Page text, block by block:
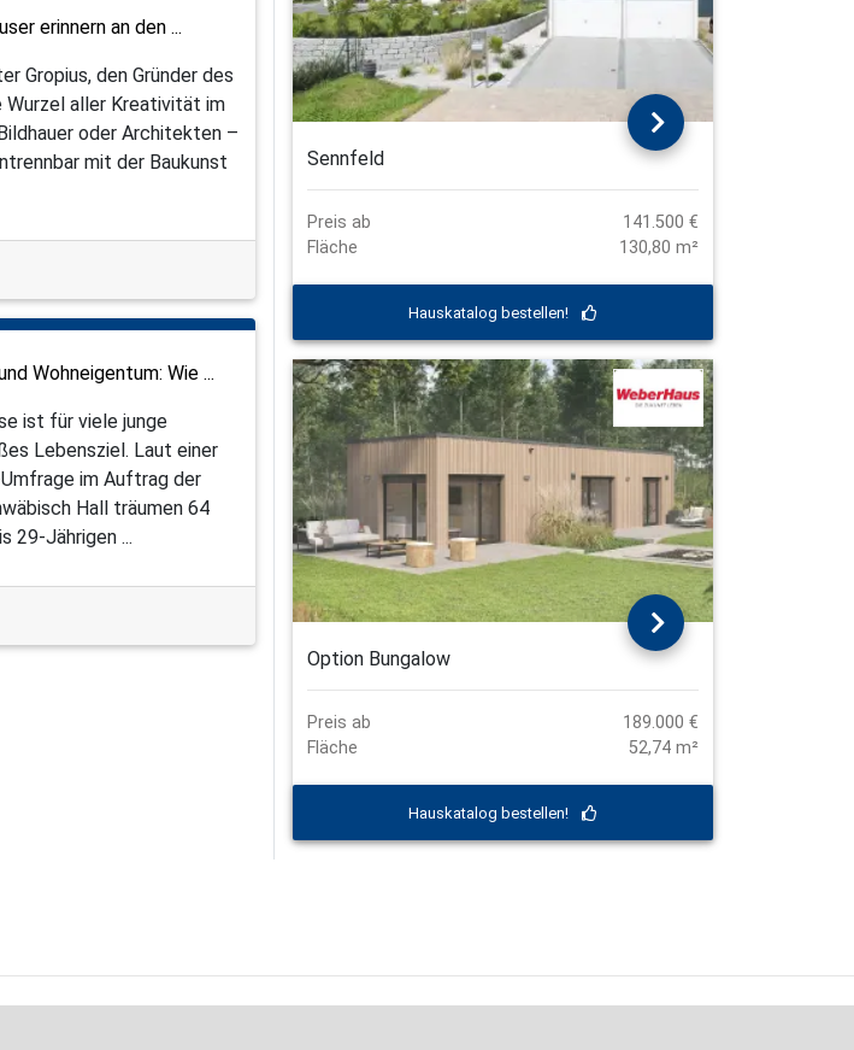
erinnern an den ...
Gropius, den Gründer des
Wurzel aller Kreativität im
oder Architekten –
mit der Baukunst
Wohneigentum: Wie ...
ist für viele junge
Lebensziel. Laut einer
im Auftrag der
Hall träumen 64
29-Jährigen ...
Sennfeld
Preis ab
141.500 €
Fläche
130,80 m²
Hauskatalog bestellen!
Option Bungalow
Preis ab
189.000 €
Fläche
52,74 m²
Hauskatalog bestellen!